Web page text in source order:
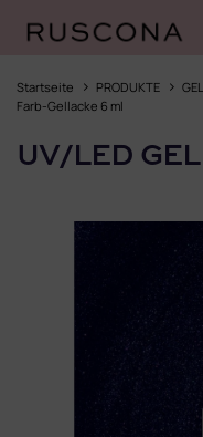
Inhalt
springen
Startseite PRODUKTE
Farb-Gellacke 6 ml
UV/LED